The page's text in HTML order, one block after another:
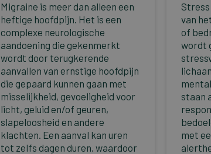
Migraine is meer dan alleen een
heftige hoofdpijn. Het is een
complexe neurologische
aandoening die gekenmerkt
wordt door terugkerende
aanvallen van ernstige hoofdpijn
die gepaard kunnen gaan met
misselijkheid, gevoeligheid voor
licht, geluid en/of geuren,
slapeloosheid en andere
klachten. Een aanval kan uren
tot zelfs dagen duren, waardoor
van
of
wordt
staan
met